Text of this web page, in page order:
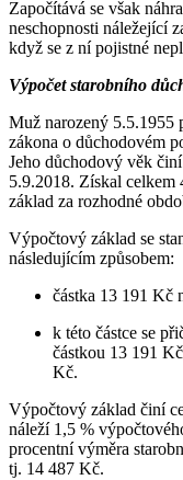
Započítává se však
neschopnosti náležející
když se z ní pojistné
Výpočet starobního
Muž narozený 5.5.1955
zákona o důchodovém
Jeho důchodový věk
5.9.2018. Získal celkem
základ za rozhodné
Výpočtový základ se
následujícím způsobem:
částka 13 191 Kč
k této částce se
částkou 13 191
Kč.
Výpočtový základ činí
náleží 1,5 %
procentní výměra
tj. 14 487 Kč.